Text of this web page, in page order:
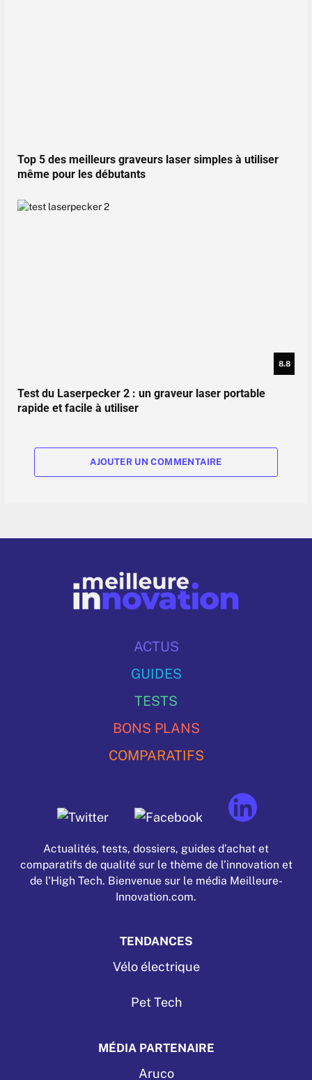
Top 5 des meilleurs graveurs laser simples à utiliser
même pour les débutants
8.8
Test du Laserpecker 2 : un graveur laser portable
rapide et facile à utiliser
AJOUTER UN COMMENTAIRE
ACTUS
GUIDES
TESTS
BONS PLANS
COMPARATIFS
Actualités, tests, dossiers, guides d’achat et
comparatifs de qualité sur le thème de l’innovation et
de l'High Tech. Bienvenue sur le média Meilleure-
Innovation.com.
TENDANCES
Vélo électrique
Pet Tech
MÉDIA PARTENAIRE
Aruco